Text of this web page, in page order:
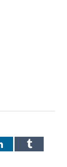
LinkedInTumblr